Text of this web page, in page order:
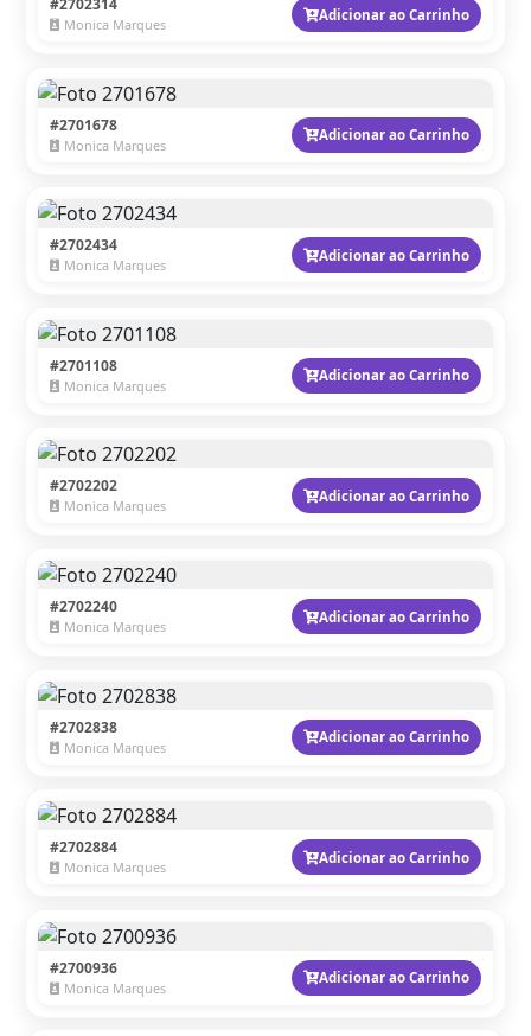
#2702314
Monica Marques
Adicionar ao Carrinho
#2701678
Monica Marques
Adicionar ao Carrinho
#2702434
Monica Marques
Adicionar ao Carrinho
#2701108
Monica Marques
Adicionar ao Carrinho
#2702202
Monica Marques
Adicionar ao Carrinho
#2702240
Monica Marques
Adicionar ao Carrinho
#2702838
Monica Marques
Adicionar ao Carrinho
#2702884
Monica Marques
Adicionar ao Carrinho
#2700936
Monica Marques
Adicionar ao Carrinho